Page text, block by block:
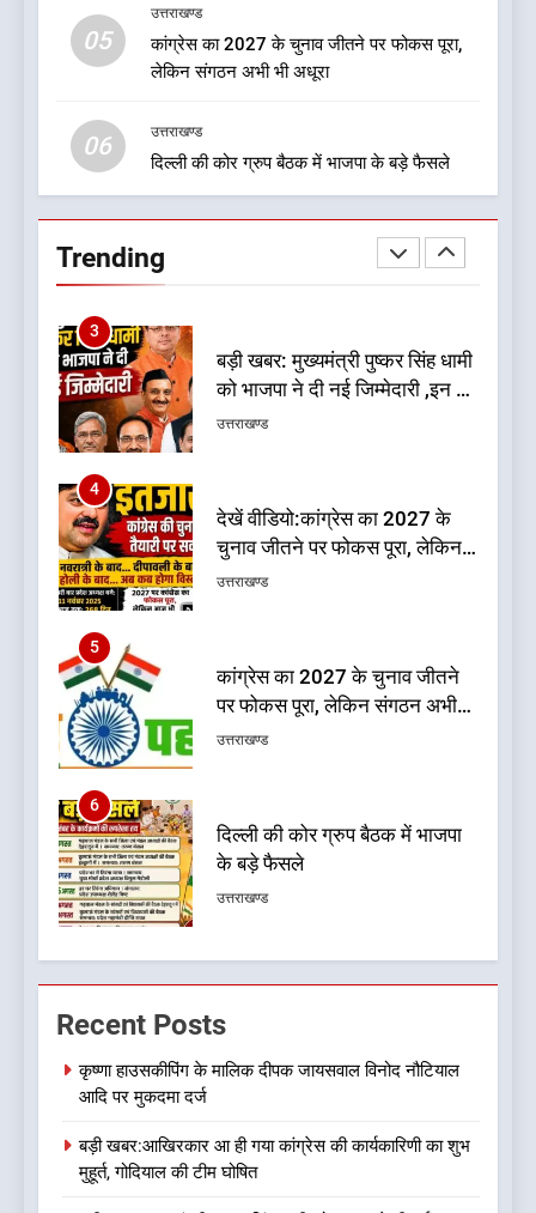
05
उत्तराखण्ड
कांग्रेस का 2027 के चुनाव जीतने पर फोकस पूरा,
लेकिन संगठन अभी भी अधूरा
06
उत्तराखण्ड
दिल्ली की कोर ग्रुप बैठक में भाजपा के बड़े फैसले
Trending
1
कृष्णा हाउसकीपिंग के मालिक दीपक
जायसवाल विनोद नौटियाल आदि पर
2
कांग्रेस की कार्यकारिणी का शुभ मुहूर्त,
3
बड़ी खबर: मुख्यमंत्री पुष्कर सिंह धामी
को भाजपा ने दी नई जिम्मेदारी ,इन पूर्व
मुख्यमंत्री को भी मिली जिम्मेदारी
उत्तराखण्ड
4
देखें वीडियो:कांग्रेस का 2027 के
चुनाव जीतने पर फोकस पूरा, लेकिन
संगठन अभी भी अधूरा, कार्यकारिणी
उत्तराखण्ड
5
कांग्रेस का 2027 के चुनाव जीतने
पर फोकस पूरा, लेकिन संगठन अभी
भी अधूरा
उत्तराखण्ड
6
दिल्ली की कोर ग्रुप बैठक में भाजपा
के बड़े फैसले
उत्तराखण्ड
7
फैसला, कल देहरादून में स्कूल बंद
उत्तराखण्ड
जखोली:त्यूँखर गांव के खेतों में दिखे दो
भालू, ग्रामीणों में दहशत
Recent Posts
कृष्णा हाउसकीपिंग के मालिक दीपक जायसवाल विनोद नौटियाल
आदि पर मुकदमा दर्ज
बड़ी खबर:आखिरकार आ ही गया कांग्रेस की कार्यकारिणी का शुभ
मुहूर्त, गोदियाल की टीम घोषित